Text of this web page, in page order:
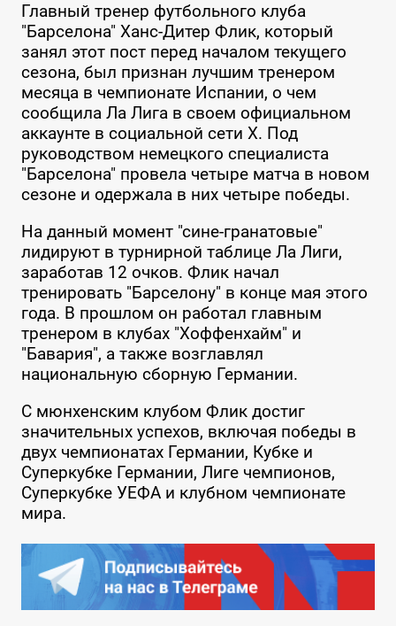
Главный тренер футбольного клуба
"Барселона" Ханс-Дитер Флик, который
занял этот пост перед началом текущего
сезона, был признан лучшим тренером
месяца в чемпионате Испании, о чем
сообщила Ла Лига в своем официальном
аккаунте в социальной сети Х. Под
руководством немецкого специалиста
"Барселона" провела четыре матча в новом
сезоне и одержала в них четыре победы.
На данный момент "сине-гранатовые"
лидируют в турнирной таблице Ла Лиги,
заработав 12 очков. Флик начал
тренировать "Барселону" в конце мая этого
года. В прошлом он работал главным
тренером в клубах "Хоффенхайм" и
"Бавария", а также возглавлял
национальную сборную Германии.
С мюнхенским клубом Флик достиг
значительных успехов, включая победы в
двух чемпионатах Германии, Кубке и
Суперкубке Германии, Лиге чемпионов,
Суперкубке УЕФА и клубном чемпионате
мира.